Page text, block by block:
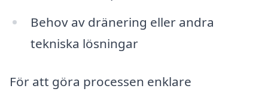
Behov av dränering eller andra
tekniska lösningar
För att göra processen enklare